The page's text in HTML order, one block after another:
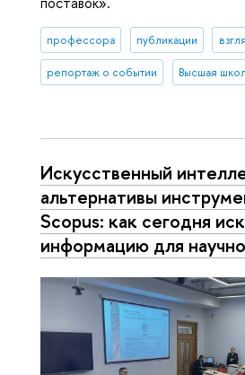
профессора публикации
репортаж о событии Высшая
Искусственный
альтернативы
Scopus: как сегодня
информацию для